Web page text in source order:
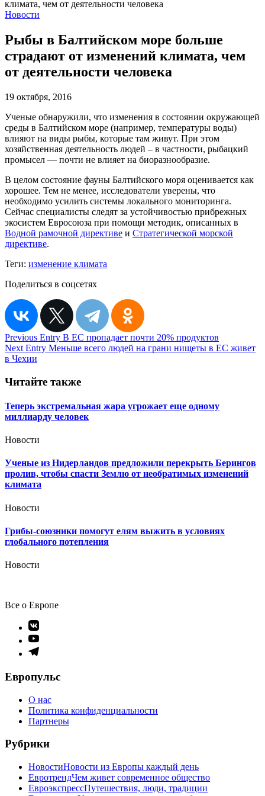
Новости
Рыбы в Балтийском море больше
страдают от изменений климата, чем
от деятельности человека
19 октября, 2016
Ученые обнаружили, что изменения в состоянии окружающей
среды в Балтийском море (например, температуры воды)
влияют на виды рыбы, которые там живут. При этом
хозяйственная деятельность людей – в частности, рыбацкий
промысел — почти не влияет на биоразнообразие.
В целом состояние фауны Балтийского моря оценивается как
хорошее. Тем не менее, исследователи уверены, что
необходимо усилить системы локального мониторинга.
Сейчас специалисты следят за устойчивостью прибрежных
экосистем Евросоюза при помощи методик, описанных в
Водной рамочной директиве и Стратегической морской
директиве.
Теги: изменение климата
Поделиться в соцсетях
Навигация
по
Previous Entry В ЕС пропадает почти 20% продуктов
Next Entry Меньше всего людей на грани нищеты в ЕС живет
в Чехии
Читайте также
Теперь экстремальная жара угрожает еще одному
миллиарду человек
Новости
Ученые из Нидерландов предложили перекрыть Берингов
пролив, чтобы спасти Землю от необратимых изменений
климата
Новости
Грибы-союзники помогут елям выжить в условиях
глобального потепления
Новости
Все о Европе
Элемент
меню
Элемент
меню
Элемент
Европульс
О нас
Политика конфиденциальности
Партнеры
Рубрики
НовостиНовости из Европы каждый день
ЕвротрендЧем живет современное общество
ЕвроэкспрессПутешествия, люди, традиции